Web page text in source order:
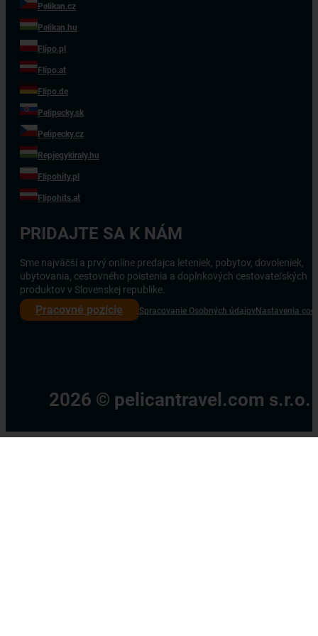
Pelikan.cz
Pelikan.hu
Flipo.pl
Flipo.at
Flipo.de
Pelipecky.sk
Pelipecky.cz
Repjegykiraly.hu
Flipohity.pl
Flipohits.at
PRIDAJTE SA K NÁM
Sme najväčší a prvý online predajca leteniek, pobytov, dovoleniek,
ubytovania, cestovného poistenia a doplnkových cestovateľských
produktov v Slovenskej republike.
Pracovné pozície Spracovanie Osobných údajovNastavenia
2026 © pelicantravel.com s.r.o.